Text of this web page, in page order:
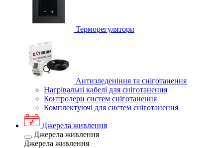
Терморегулятори
Антизледеніння та сніготанення
Нагрівальні кабелі для сніготанення
Контролери систем сніготанення
Комплектуючі для систем сніготанення
Джерела живлення
Джерела живлення
Джерела живлення